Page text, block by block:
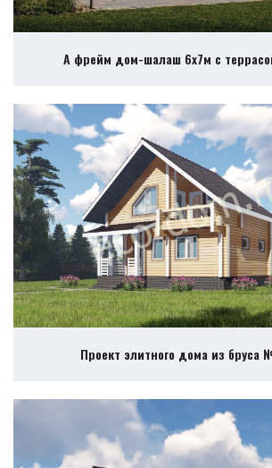
А фрейм дом-шалаш 6х7м с
Проект элитного дома из бруса